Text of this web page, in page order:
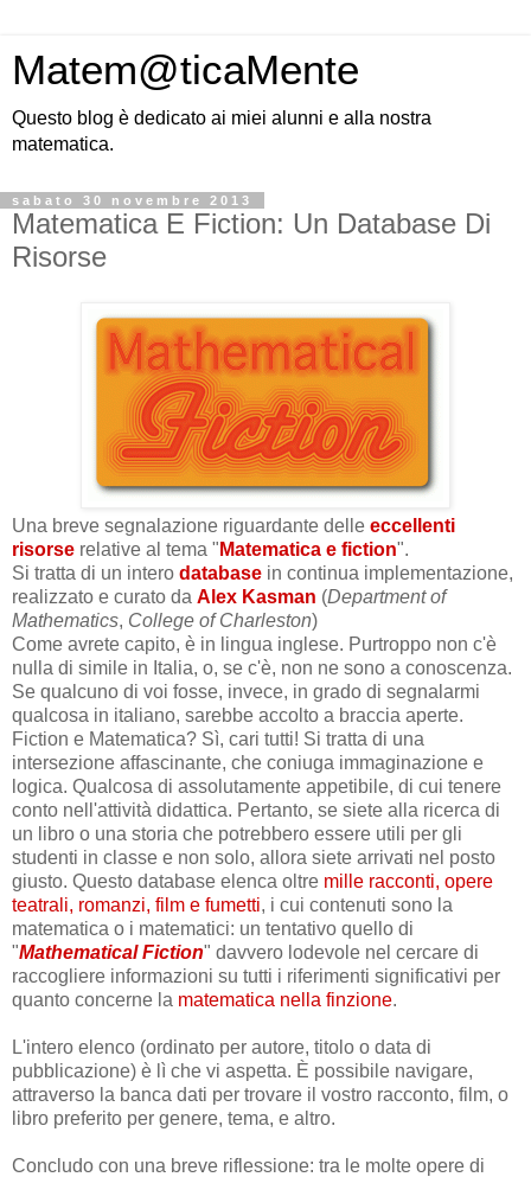
Matem@ticaMente
Questo blog è dedicato ai miei alunni e alla nostra
matematica.
sabato 30 novembre 2013
Matematica E Fiction: Un Database Di
Risorse
Una breve segnalazione riguardante delle eccellenti
risorse relative al tema " Matematica e fiction".
Si tratta di un intero database in continua implementazione,
realizzato e curato da Alex Kasman (Department of
Mathematics, College of Charleston)
Come avrete capito, è in lingua inglese. Purtroppo non c'è
nulla di simile in Italia, o, se c'è, non ne sono a conoscenza.
Se qualcuno di voi fosse, invece, in grado di segnalarmi
qualcosa in italiano, sarebbe accolto a braccia aperte.
Fiction e Matematica? Sì, cari tutti! Si tratta di una
intersezione affascinante, che coniuga immaginazione e
logica. Qualcosa di assolutamente appetibile, di cui tenere
conto nell'attività didattica. Pertanto, se siete alla ricerca di
un libro o una storia che potrebbero essere utili per gli
studenti in classe e non solo, allora siete arrivati nel posto
giusto. Questo database elenca oltre mille racconti, opere
teatrali, romanzi, film e fumetti, i cui contenuti sono la
matematica o i matematici: un tentativo quello di
"Mathematical Fiction" davvero lodevole nel cercare di
raccogliere informazioni su tutti i riferimenti significativi per
quanto concerne la matematica nella finzione.
L'intero elenco (ordinato per autore, titolo o data di
pubblicazione) è lì che vi aspetta. È possibile navigare,
attraverso la banca dati per trovare il vostro racconto, film, o
libro preferito per genere, tema, e altro.
Concludo con una breve riflessione: tra le molte opere di